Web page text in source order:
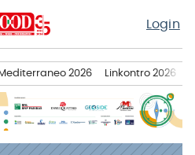
Login
2026 Linkontro 2026